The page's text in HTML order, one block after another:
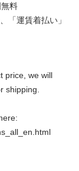
料
「運賃着払い」
price, we will
shipping.